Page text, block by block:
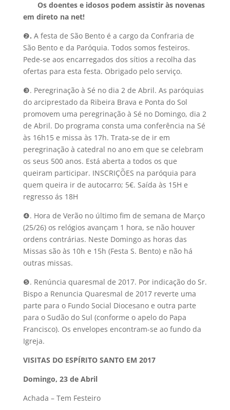
Os doentes e idosos podem assistir às novenas
em direto na net!
❷. A festa de São Bento é a cargo da Confraria de
São Bento e da Paróquia. Todos somos festeiros.
Pede-se aos encarregados dos sítios a recolha das
ofertas para esta festa. Obrigado pelo serviço.
❸. Peregrinação à Sé no dia 2 de Abril. As paróquias
do arciprestado da Ribeira Brava e Ponta do Sol
promovem uma peregrinação à Sé no Domingo, dia 2
de Abril. Do programa consta uma conferência na Sé
às 16h15 e missa às 17h. Trata-se de ir em
peregrinação à catedral no ano em que se celebram
os seus 500 anos. Está aberta a todos os que
queiram participar. INSCRIÇÕES na paróquia para
quem queira ir de autocarro; 5€. Saída às 15H e
regresso ás 18H
❹. Hora de Verão no último fim de semana de Março
(25/26) os relógios avançam 1 hora, se não houver
ordens contrárias. Neste Domingo as horas das
Missas são às 10h e 15h (Festa S. Bento) e não há
outras missas.
❺. Renúncia quaresmal de 2017. Por indicação do Sr.
Bispo a Renuncia Quaresmal de 2017 reverte uma
parte para o Fundo Social Diocesano e outra parte
para o Sudão do Sul (conforme o apelo do Papa
Francisco). Os envelopes encontram-se ao fundo da
Igreja.
VISITAS DO ESPÍRITO SANTO EM 2017
Domingo, 23 de Abril
Achada – Tem Festeiro